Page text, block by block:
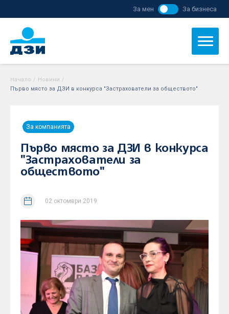
За мен За бизнеса
Начало / Новини /
Първо място за ДЗИ в конкурса "Застрахователи за обществото"
За компанията
Първо място за ДЗИ в конкурса
"Застрахователи за
обществото"
02 октомври 2019